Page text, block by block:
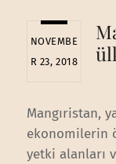
NOVEMBE
R 23, 2018
Mangıristan,
ekonomilerin
yetki alanları